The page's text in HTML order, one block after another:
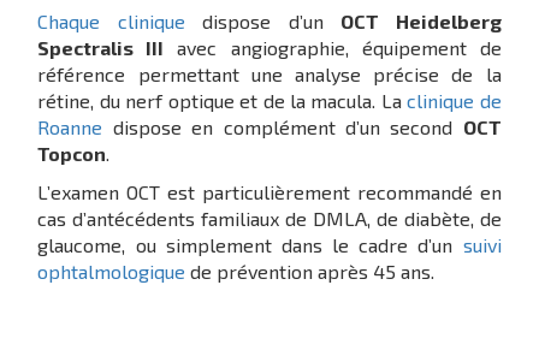
Chaque clinique dispose d’un OCT Heidelberg
Spectralis III avec angiographie, équipement de
référence permettant une analyse précise de la
rétine, du nerf optique et de la macula. Laclinique de
Roanne dispose en complément d’un second OCT
Topcon.
L’examen OCT est particulièrement recommandé en
cas d’antécédents familiaux de DMLA, de diabète, de
glaucome, ou simplement dans le cadre d’un suivi
ophtalmologique de prévention après 45 ans.